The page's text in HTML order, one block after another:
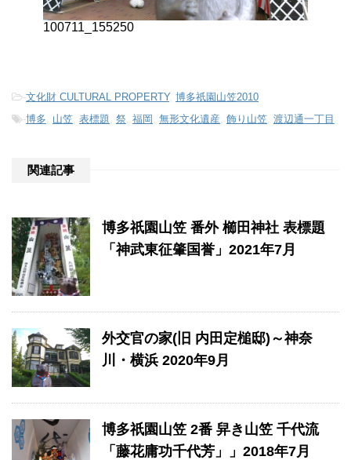
100711_155250
-文化財 CULTURAL PROPERTY, 博多祇園山笠2010
-博多 山笠 表標題 祭 福岡 無形文化遺産 飾り山笠 渡辺通一丁目
関連記事
博多祇園山笠 番外 櫛田神社 表標題
「神武東征肇国誉」2021年7月
外交官の家(旧 内田定槌邸)～神奈
川・横浜 2020年9月
博多祇園山笠 2番 舁き山笠 千代流
「藤花庸功千代芳」」2018年7月